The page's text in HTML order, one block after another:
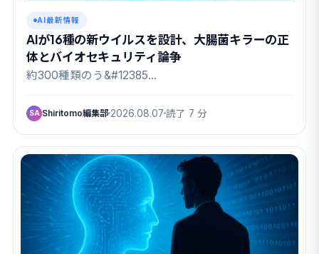
AI最新情報
AIが16種の新ウイルスを設計、大腸菌キラーの正
体とバイオセキュリティ論争
約300種類のう&#12385…
SA Shiritomo編集部 2026.08.07 読了 7 分